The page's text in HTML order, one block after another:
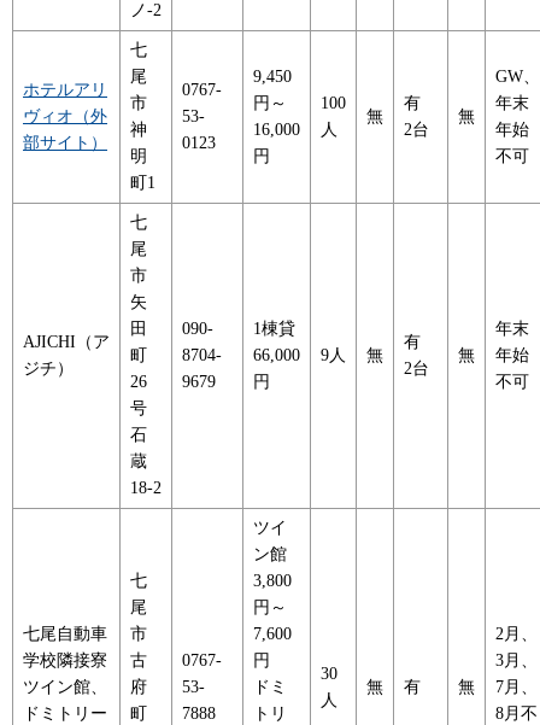
ノ-2
ホテルアリ
ヴィオ（外
部サイト）
七
尾
市
神
明
町1
0767-
53-
0123
9,450
円～
16,000
円
100
人
無
有
2台
無
GW、
年末
年始
不可
AJICHI（ア
ジチ）
七
尾
市
矢
田
町
26
号
石
蔵
18-2
090-
8704-
9679
1棟貸
66,000
円
9人 無
有
2台
無
年末
年始
不可
七尾自動車
学校隣接寮
ツイン館、
ドミトリー
七
尾
市
古
府
町
0767-
53-
7888
ツイ
ン館
3,800
円～
7,600
円
ドミ
トリ
30
人
無 有 無
2月、
3月、
7月、
8月不